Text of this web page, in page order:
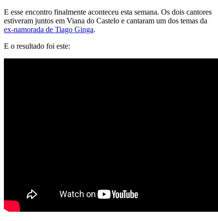
E esse encontro finalmente aconteceu esta semana. Os dois cantores
estiveram juntos em Viana do Castelo e cantaram um dos temas da
ex-namorada de Tiago Ginga.
E o resultado foi este: